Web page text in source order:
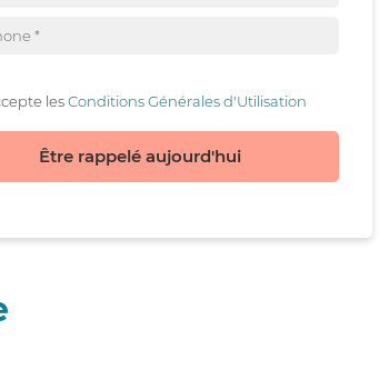
lesConditions Générales d'Utilisation
Être rappelé aujourd'hui